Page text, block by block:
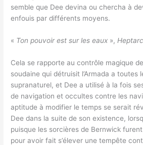
semble que Dee devina ou chercha à
enfouis par différents moyens.
« Ton pouvoir est sur les eaux »,
Cela se rapporte au contrôle magique
soudaine qui détruisit l’Armada a toutes
supranaturel, et Dee a utilisé à la fois
de navigation et occultes contre les
aptitude à modifier le temps se serait
Dee dans la suite de son existence,
puisque les sorcières de Bernwick
pour avoir fait s’élever une tempête